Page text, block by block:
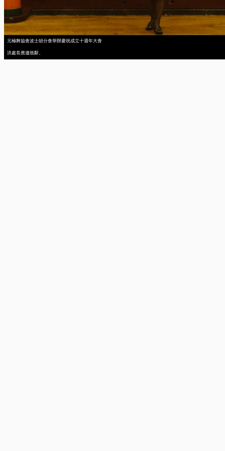
元極舞協會波士頓分會舉辦慶祝成立十週年大會
洪處長應邀致辭。